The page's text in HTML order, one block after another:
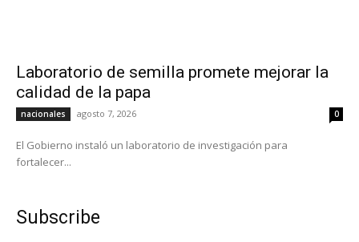
Laboratorio de semilla promete mejorar la
calidad de la papa
nacionales agosto 7, 2026 0
El Gobierno instaló un laboratorio de investigación para
fortalecer...
Subscribe